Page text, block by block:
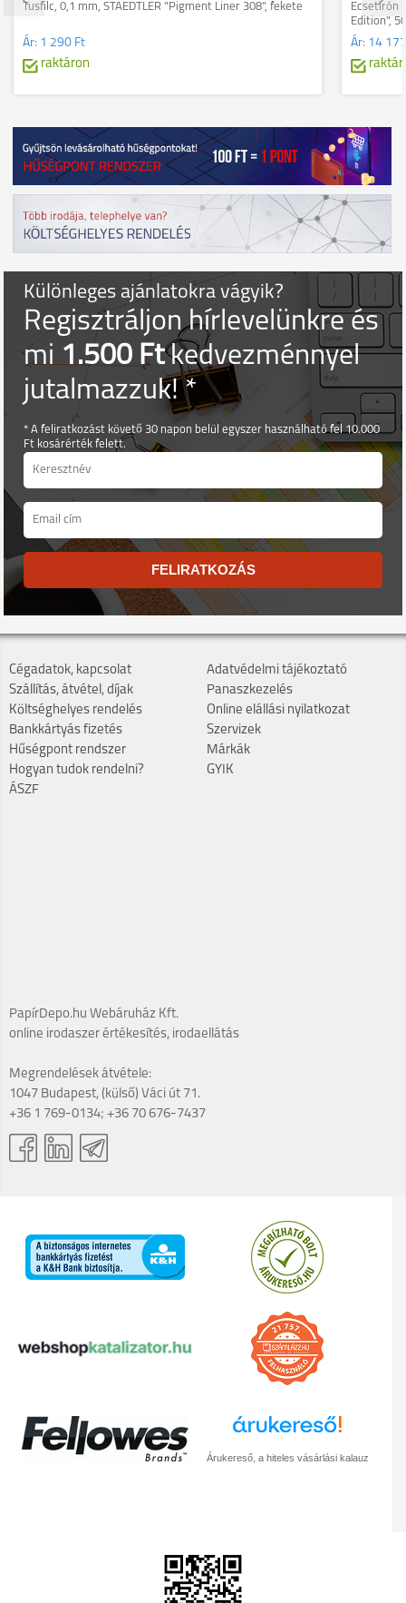
Tusfilc, 0,1 mm, STAEDTLER "Pigment Liner 308", fekete
Ár: 1 290 Ft
raktáron
Ecsetirón
Edition",
Ár: 14
Különleges ajánlatokra vágyik?
Regisztráljon hírlevelünkre és
mi1.500 Ftkedvezménnyel
jutalmazzuk! *
* A feliratkozást követő 30 napon belül egyszer használható fel 10.000
Ft kosárérték felett.
FELIRATKOZÁS
Cégadatok, kapcsolat
Szállítás, átvétel, díjak
Költséghelyes rendelés
Bankkártyás fizetés
Hűségpont rendszer
Hogyan tudok rendelni?
ÁSZF
Adatvédelmi tájékoztató
Panaszkezelés
Online elállási nyilatkozat
Szervizek
Márkák
GYIK
PapírDepo.hu Webáruház Kft.
online irodaszer értékesítés, irodaellátás
Megrendelések átvétele:
1047 Budapest, (külső) Váci út 71.
+36 1 769-0134; +36 70 676-7437
Árukereső, a hiteles vásárlási kalauz